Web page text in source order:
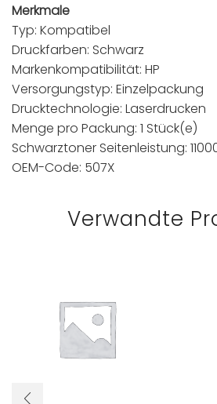
Merkmale
Typ: Kompatibel
Druckfarben: Schwarz
Markenkompatibilität: HP
Versorgungstyp: Einzelpackung
Drucktechnologie: Laserdrucken
Menge pro Packung: 1 Stück(e)
Schwarztoner Seitenleistung:
OEM-Code: 507X
Verwandte